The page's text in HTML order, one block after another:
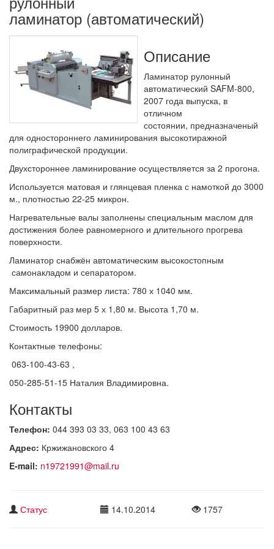
ламинатор (автоматический)
Описание
Ламинатор рулонный
автоматический SAFM-800,
2007 года выпуска, в
отличном
состоянии, предназначеный
для одностороннего ламинирования высокотиражной
полиграфической продукции.
Двухстороннее ламинирование осуществляется за 2 прогона.
Используется матовая и глянцевая пленка с намоткой до 3000
м., плотностью 22-25 микрон.
Нагревательные валы заполнены специальным маслом для
достижения более равномерного и длительного прогрева
поверхности.
Ламинатор снабжён автоматическим высокостопным
самонакладом и сепаратором.
Максимальный размер листа: 780 х 1040 мм.
Габаритный раз мер 5 х 1,80 м. Высота 1,70 м.
Стоимость 19900 долларов.
Контактные телефоны:
063-100-43-63 ,
050-285-51-15 Наталия Владимировна.
Контакты
Телефон: 044 393 03 33, 063 100 43 63
Адрес: Кржижановского 4
E-mail: n19721991@mail.ru
Статус 14.10.2014 1757